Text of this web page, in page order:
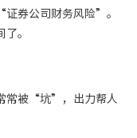
证券公司财务风险”。
。
常被“坑”，出力帮人